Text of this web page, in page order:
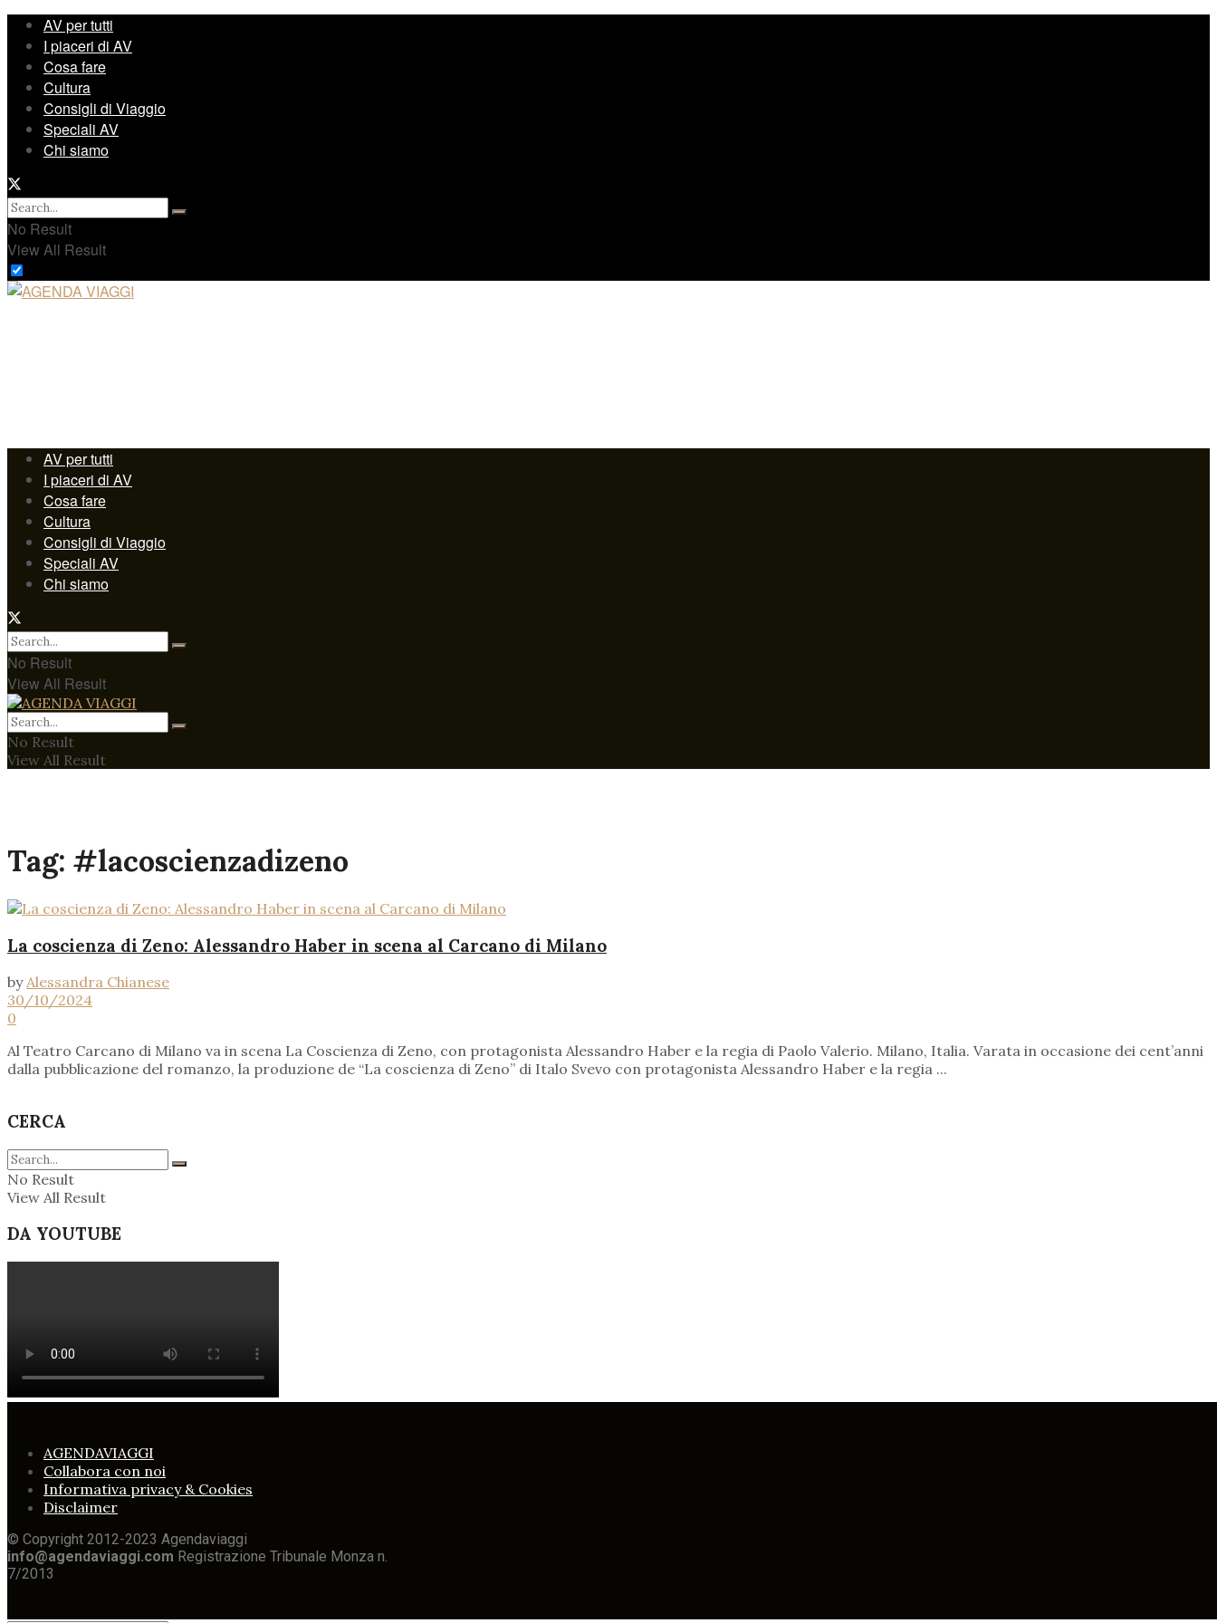
AV per tutti
I piaceri di AV
Cosa fare
Cultura
Consigli di Viaggio
Speciali AV
Chi siamo
No Result
View All Result
AV per tutti
I piaceri di AV
Cosa fare
Cultura
Consigli di Viaggio
Speciali AV
Chi siamo
No Result
View All Result
No Result
View All Result
Tag: #lacoscienzadizeno
La coscienza di Zeno: Alessandro Haber in scena al Carcano di Milano
by Alessandra Chianese
30/10/2024
0
Al Teatro Carcano di Milano va in scena La Coscienza di Zeno, con protagonista Alessandro Haber e la regia di Paolo Valerio. Milano, Italia. Varata in occasione dei cent’anni
dalla pubblicazione del romanzo, la produzione de “La coscienza di Zeno” di Italo Svevo con protagonista Alessandro Haber e la regia ...
CERCA
No Result
View All Result
DA YOUTUBE
AGENDAVIAGGI
Collabora con noi
Informativa privacy & Cookies
Disclaimer
© Copyright 2012-2023 Agendaviaggi
info@agendaviaggi.com Registrazione Tribunale Monza n.
7/2013